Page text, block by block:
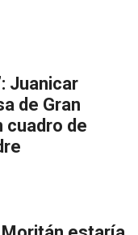
Juanicar
de Gran
cuadro de